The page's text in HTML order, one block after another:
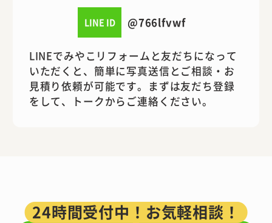
LINE ID @766lfvwf
LINEでみやこリフォームと友だちになって
いただくと、簡単に写真送信とご相談・お
見積り依頼が可能です。まずは友だち登録
をして、トークからご連絡ください。
24時間受付中！お気軽相談！